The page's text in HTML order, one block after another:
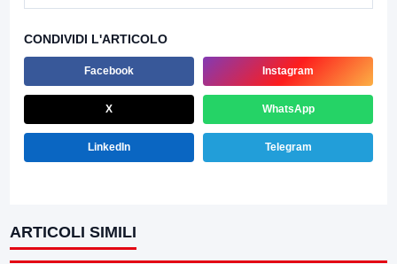
CONDIVIDI L'ARTICOLO
Facebook Instagram
X WhatsApp
LinkedIn Telegram
ARTICOLI SIMILI